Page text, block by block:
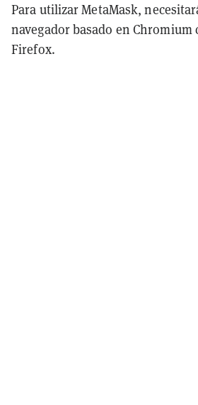
Para utilizar MetaMask,
navegador basado en Chromium
Firefox.